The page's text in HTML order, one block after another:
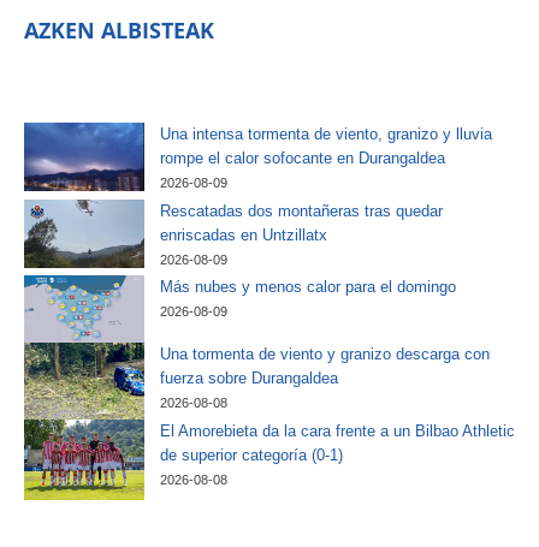
AZKEN ALBISTEAK
Una intensa tormenta de viento, granizo y lluvia
rompe el calor sofocante en Durangaldea
2026-08-09
Rescatadas dos montañeras tras quedar
enriscadas en Untzillatx
2026-08-09
Más nubes y menos calor para el domingo
2026-08-09
Una tormenta de viento y granizo descarga con
fuerza sobre Durangaldea
2026-08-08
El Amorebieta da la cara frente a un Bilbao Athletic
de superior categoría (0-1)
2026-08-08